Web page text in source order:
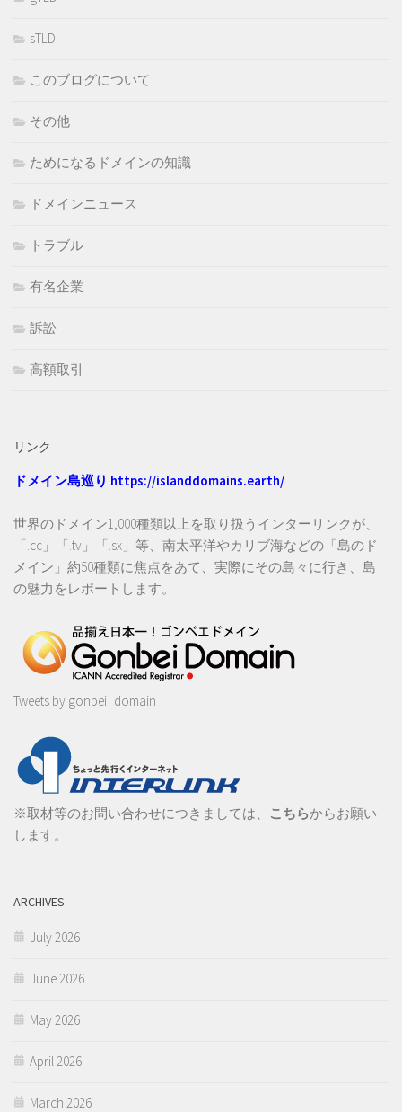
sTLD
このブログについて
その他
ためになるドメインの知識
ドメインニュース
トラブル
有名企業
訴訟
高額取引
リンク
ドメイン島巡り https://islanddomains.earth/
世界のドメイン1,000種類以上を取り扱うインターリンクが、
「.cc」「.tv」「.sx」等、南太平洋やカリブ海などの「島のド
メイン」約50種類に焦点をあて、実際にその島々に行き、島
の魅力をレポートします。
Tweets by gonbei_domain
※取材等のお問い合わせにつきましては、 こちらからお願い
します。
ARCHIVES
July 2026
June 2026
May 2026
April 2026
March 2026